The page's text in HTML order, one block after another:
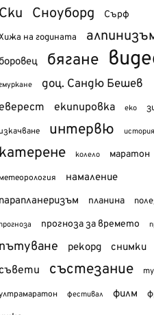
Сноуборд Сърф
на годината
бягане
доц. Сандю Бешев
екипировка еко
интервю история
колело маратон
намаление
планина
прогноза за времето
рекорд снимки
състезание
фестивал филм